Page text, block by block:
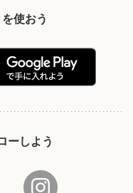
使おう
ーしよう